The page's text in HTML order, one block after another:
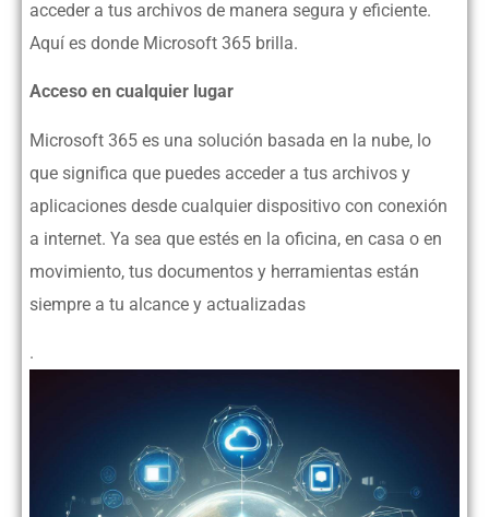
acceder a tus archivos de manera segura y eficiente.
Aquí es donde Microsoft 365 brilla.
Acceso en cualquier lugar
Microsoft 365 es una solución basada en la nube, lo
que significa que puedes acceder a tus archivos y
aplicaciones desde cualquier dispositivo con conexión
a internet. Ya sea que estés en la oficina, en casa o en
movimiento, tus documentos y herramientas están
siempre a tu alcance y actualizadas
.